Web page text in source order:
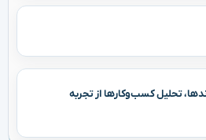
تحلیل کسب‌وکارها از تجربه